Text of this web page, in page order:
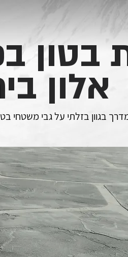
בטון
אלון
בגוון בזלתי על גבי משטחי